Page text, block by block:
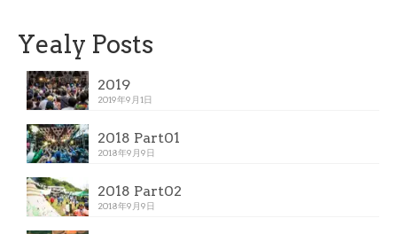
Yealy Posts
2019
2019年9月1日
2018 Part01
2018年9月9日
2018 Part02
2018年9月9日